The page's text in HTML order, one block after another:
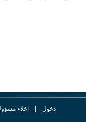
دخول | اخلاء